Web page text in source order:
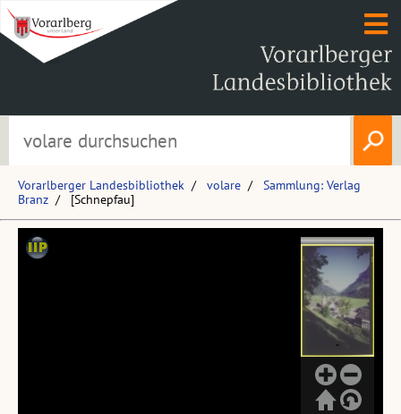
Vorarlberger Landesbibliothek volare
Sammlung: Verlag
Branz
[Schnepfau]